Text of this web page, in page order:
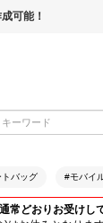
可能！
バッグ #モバイ
常どおりお受けし